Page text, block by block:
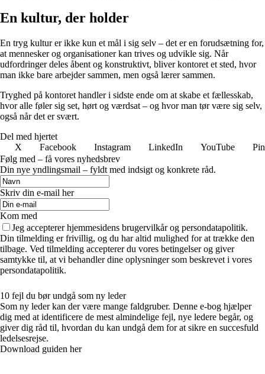
En kultur, der holder
En tryg kultur er ikke kun et mål i sig selv – det er en forudsætning for,
at mennesker og organisationer kan trives og udvikle sig. Når
udfordringer deles åbent og konstruktivt, bliver kontoret et sted, hvor
man ikke bare arbejder sammen, men også lærer sammen.
Tryghed på kontoret handler i sidste ende om at skabe et fællesskab,
hvor alle føler sig set, hørt og værdsat – og hvor man tør være sig selv,
også når det er svært.
Del med hjertet
X
Facebook Instagram LinkedIn YouTube
Følg med – få vores nyhedsbrev
Din nye yndlingsmail – fyldt med indsigt og konkrete råd.
Skriv din e-mail her
Kom med
Jeg accepterer hjemmesidens brugervilkår og persondatapolitik.
Din tilmelding er frivillig, og du har altid mulighed for at trække den
tilbage. Ved tilmelding accepterer du vores betingelser og giver
samtykke til, at vi behandler dine oplysninger som beskrevet i vores
persondatapolitik.
10 fejl du bør undgå som ny leder
Som ny leder kan der være mange faldgruber. Denne e-bog hjælper
dig med at identificere de mest almindelige fejl, nye ledere begår, og
giver dig råd til, hvordan du kan undgå dem for at sikre en succesfuld
ledelsesrejse.
Download guiden her